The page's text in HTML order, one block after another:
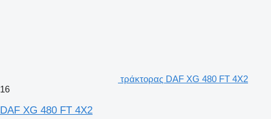
τράκτορας DAF XG 480 FT 4X2
16
DAF XG 480 FT 4X2